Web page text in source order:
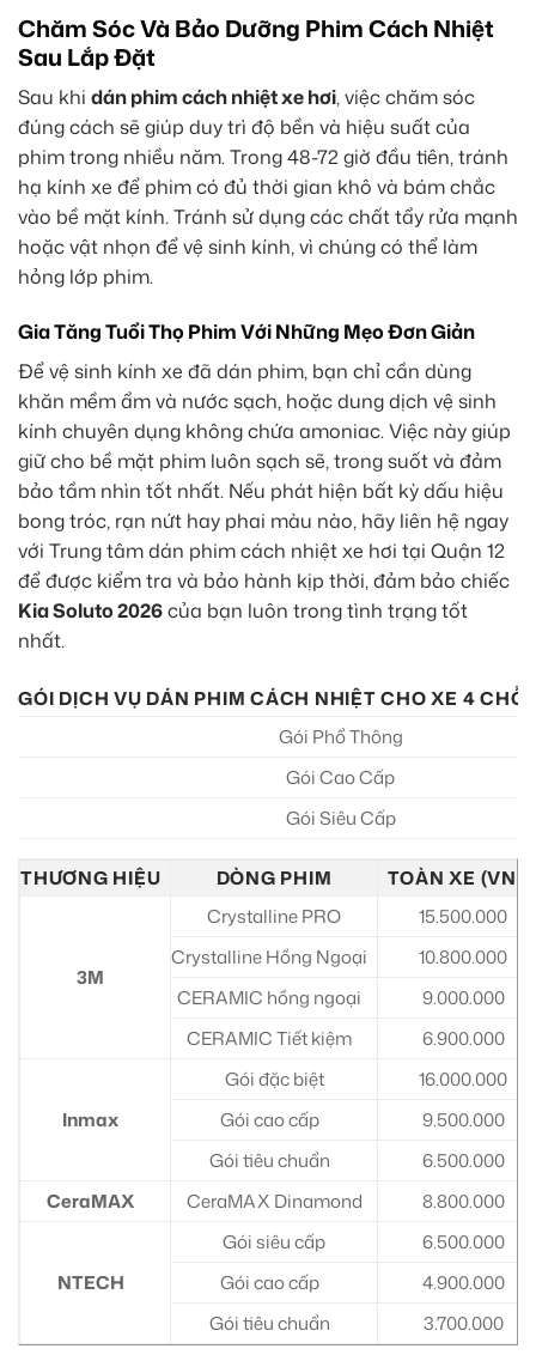
Chăm Sóc Và Bảo Dưỡng Phim Cách Nhiệt
Sau Lắp Đặt
Sau khi dán phim cách nhiệt xe hơi, việc chăm sóc
đúng cách sẽ giúp duy trì độ bền và hiệu suất của
phim trong nhiều năm. Trong 48-72 giờ đầu tiên, tránh
hạ kính xe để phim có đủ thời gian khô và bám chắc
vào bề mặt kính. Tránh sử dụng các chất tẩy rửa mạnh
hoặc vật nhọn để vệ sinh kính, vì chúng có thể làm
hỏng lớp phim.
Gia Tăng Tuổi Thọ Phim Với Những Mẹo Đơn Giản
Để vệ sinh kính xe đã dán phim, bạn chỉ cần dùng
khăn mềm ẩm và nước sạch, hoặc dung dịch vệ sinh
kính chuyên dụng không chứa amoniac. Việc này giúp
giữ cho bề mặt phim luôn sạch sẽ, trong suốt và đảm
bảo tầm nhìn tốt nhất. Nếu phát hiện bất kỳ dấu hiệu
bong tróc, rạn nứt hay phai màu nào, hãy liên hệ ngay
với Trung tâm dán phim cách nhiệt xe hơi tại Quận 12
để được kiểm tra và bảo hành kịp thời, đảm bảo chiếc
Kia Soluto 2026của bạn luôn trong tình trạng tốt
nhất.
GÓI DỊCH VỤ DÁN PHIM CÁCH NHIỆT CHO XE 4 CHỖ
Gói Phổ Thông
Gói Cao Cấp
Gói Siêu Cấp
THƯƠNG HIỆU DÒNG PHIM TOÀN XE
3M
Crystalline PRO
15.500.000
Crystalline Hồng Ngoại
10.800.000
CERAMIC hồng ngoại
9.000.000
CERAMIC Tiết kiệm
6.900.000
Inmax
Gói đặc biệt
16.000.000
Gói cao cấp
9.500.000
Gói tiêu chuẩn
6.500.000
CeraMAX
CeraMAX Dinamond 8.800.000
NTECH
Gói siêu cấp
6.500.000
Gói cao cấp
4.900.000
Gói tiêu chuẩn
3.700.000